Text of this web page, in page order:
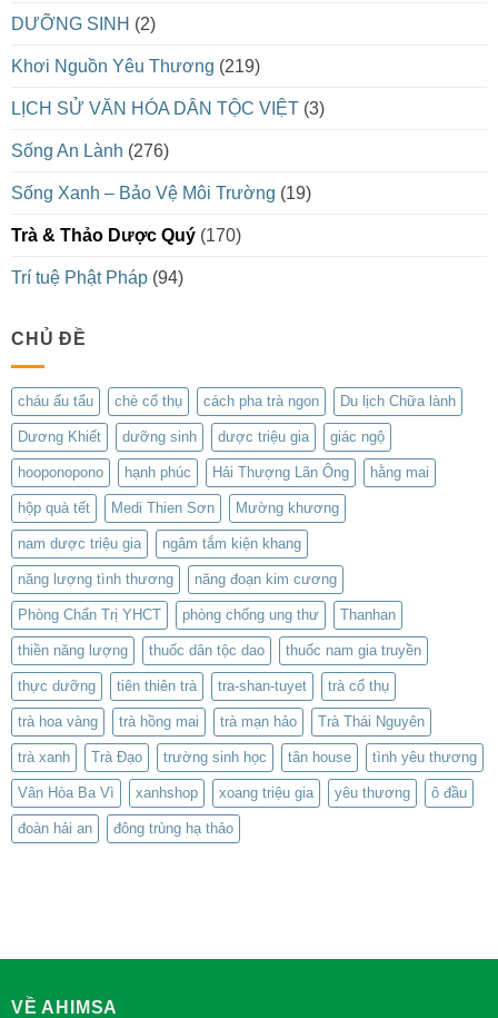
DƯỠNG SINH (2)
Khơi Nguồn Yêu Thương (219)
LỊCH SỬ VĂN HÓA DÂN TỘC VIỆT (3)
Sống An Lành (276)
Sống Xanh – Bảo Vệ Môi Trường (19)
Trà & Thảo Dược Quý (170)
Trí tuệ Phật Pháp (94)
CHỦ ĐỀ
cháu ấu tẩu chè cổ thụ cách pha trà ngon Du lịch Chữa lành
Dương Khiết dưỡng sinh dược triệu gia giác ngộ
hooponopono hạnh phúc Hải Thượng Lãn Ông hằng mai
hộp quà tết Medi Thien Sơn Mường khương
nam dược triệu gia ngâm tắm kiện khang
năng lượng tình thương năng đoạn kim cương
Phòng Chẩn Trị YHCT phòng chống ung thư Thanhan
thiền năng lượng thuốc dân tộc dao thuốc nam gia truyền
thực dưỡng tiên thiên trà tra-shan-tuyet trà cổ thụ
trà hoa vàng trà hồng mai trà mạn hảo Trà Thái Nguyên
trà xanh Trà Đạo trường sinh học tân house tình yêu thương
Vân Hòa Ba Vì xanhshop xoang triệu gia yêu thương ô đầu
đoàn hải an đông trùng hạ thảo
VỀ AHIMSA